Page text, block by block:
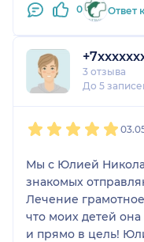
0 Ответ
3 отзыва
До 5
Мы с Юлией
знакомых
Лечение
что моих детей она
и прямо в цель!